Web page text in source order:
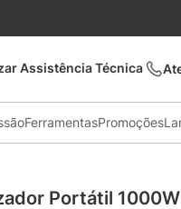
Assistência Técnica
FerramentasPromoções
Portátil